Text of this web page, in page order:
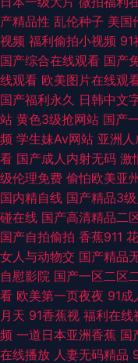
韩av网址大全 91精液国产
区 三级无码片 91伊人熟女
资源总站 大香蕉一区 久热
产TS系里 国产精品草草 加
月天肏屄 91茄子 第一福利
色99 综合小影院 成人视频
码资源站 伊人成人自拍 91
视频 日韩性爱图 亚洲成人
国产人妖 久草97超碰在线
产精品性 乱伦种子 美国
视频 福利偷拍小视频 91
国产综合在线观看 国产
线观看 欧美图片在线观
国产福利永久 日韩中文
站 黄色3级抢网站 国产
频 学生妹Av网站 亚洲
看 国产成人内射无码 激
级伦理免费 偷怕欧美亚
国内精自线 国产精品3
碰在线 国产高清精品二
国产自拍偷拍 香蕉911
女人与动物交 国产精品
自慰影院 国产一区二区
看 欧美第一页夜夜 91成
月天 91香蕉视 福利在线
频 一道日本亚洲香蕉 国
在线播放 人妻无码精品